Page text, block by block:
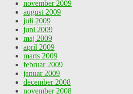
november 2009
august 2009
juli 2009
juni 2009
maj 2009
april 2009
marts 2009
februar 2009
januar 2009
december 2008
november 2008